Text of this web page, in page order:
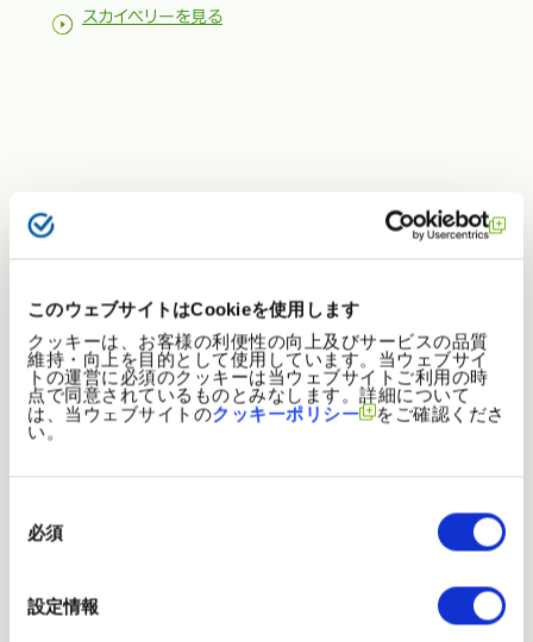
このウェブサイトはCookieを使用します
クッキーは、お客様の利便性の向上及びサービスの品質
維持・向上を目的として使用しています。当ウェブサイ
トの運営に必須のクッキーは当ウェブサイトご利用の時
点で同意されているものとみなします。詳細について
は、当ウェブサイトのクッキーポリシー
をご確認くださ
い。
必須
設定情報
スカイベリーを見る
３つのモバイルWi-Fiサー
ビス比較
自社に合うサービスは？まずはチャ
ートで簡単チェック！
どのルーターを選ぶべきか迷っている方は、まずはこちらの
用期間など、自社の外せない条件に合わせて進めば短時間